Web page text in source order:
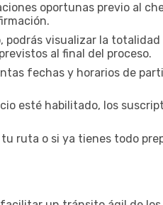
oportunas previo al
visualizar la totalidad
al final del proceso.
fechas y horarios de
esté habilitado, los
ruta o si ya tienes todo